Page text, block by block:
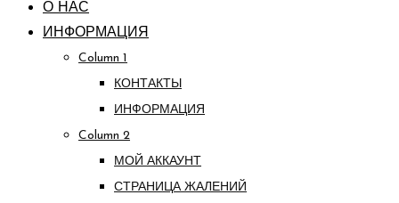
О НАС
ИНФОРМАЦИЯ
Column 1
КОНТАКТЫ
ИНФОРМАЦИЯ
Column 2
МОЙ АККАУНТ
СТРАНИЦА ЖАЛЕНИЙ